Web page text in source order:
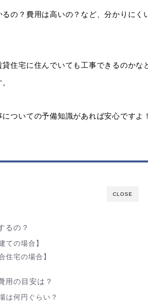
の？費用は高いの？など、分かりにく
住宅に住んでいても工事できるのかな
ついての予備知識があれば安心ですよ！
CLOSE
るの？
ての場合】
住宅の場合】
用の目安は？
は何円ぐらい？